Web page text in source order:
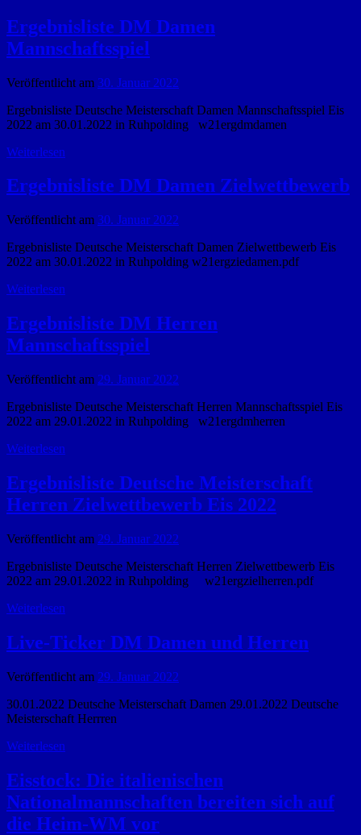
Ergebnisliste DM Damen
Mannschaftsspiel
Veröffentlicht am 30. Januar 2022
Ergebnisliste Deutsche Meisterschaft Damen Mannschaftsspiel Eis
2022 am 30.01.2022 in Ruhpolding w21ergdmdamen
Weiterlesen
Ergebnisliste DM Damen Zielwettbewerb
Veröffentlicht am 30. Januar 2022
Ergebnisliste Deutsche Meisterschaft Damen Zielwettbewerb Eis
2022 am 30.01.2022 in Ruhpolding w21ergziedamen.pdf
Weiterlesen
Ergebnisliste DM Herren
Mannschaftsspiel
Veröffentlicht am 29. Januar 2022
Ergebnisliste Deutsche Meisterschaft Herren Mannschaftsspiel Eis
2022 am 29.01.2022 in Ruhpolding w21ergdmherren
Weiterlesen
Ergebnisliste Deutsche Meisterschaft
Herren Zielwettbewerb Eis 2022
Veröffentlicht am 29. Januar 2022
Ergebnisliste Deutsche Meisterschaft Herren Zielwettbewerb Eis
2022 am 29.01.2022 in Ruhpolding w21ergzielherren.pdf
Weiterlesen
Live-Ticker DM Damen und Herren
Veröffentlicht am 29. Januar 2022
30.01.2022 Deutsche Meisterschaft Damen 29.01.2022 Deutsche
Meisterschaft Herrren
Weiterlesen
Eisstock: Die italienischen
Nationalmannschaften bereiten sich auf
die Heim-WM vor